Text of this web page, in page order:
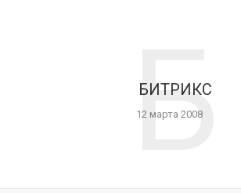
БИТРИКС
12 марта 2008
Б